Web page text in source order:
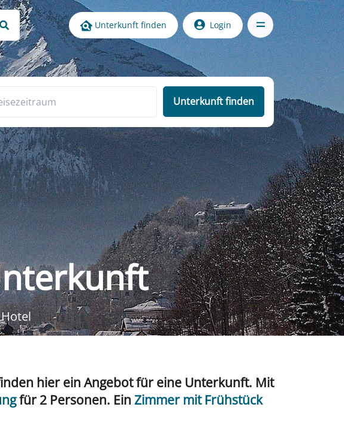
Unterkunft finden Login
Unterkunft finden
hier ein Angebot für eine Unterkunft. Mit
für 2 Personen. Ein Zimmer mit Frühstück